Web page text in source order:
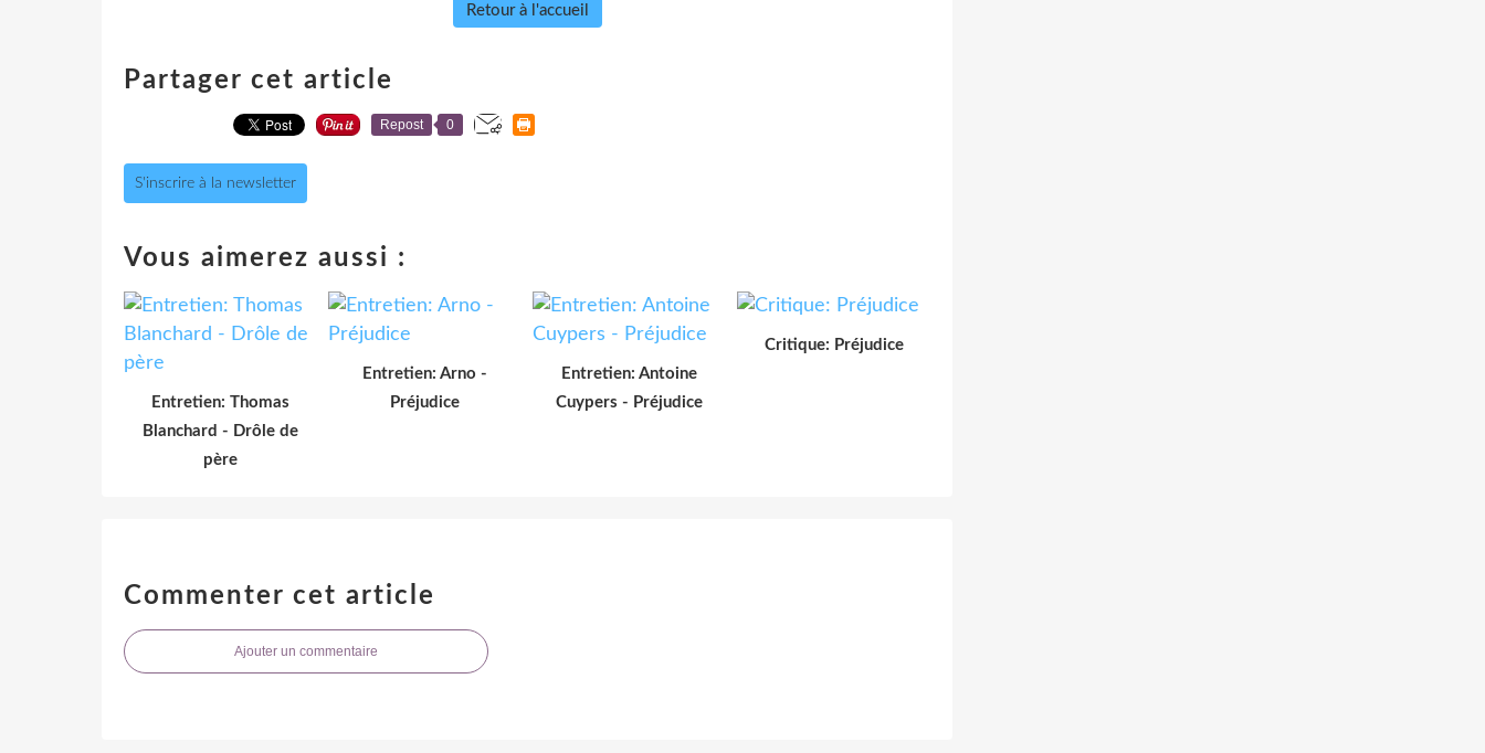
Retour à l'accueil
Partager cet article
Repost 0
S'inscrire à la newsletter
Vous aimerez aussi :
Entretien: Thomas
Blanchard - Drôle de
père
Entretien: Arno -
Préjudice
Entretien: Antoine
Cuypers - Préjudice
Critique: Préjudice
Commenter cet article
Ajouter un commentaire